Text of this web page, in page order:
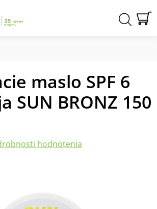
maslo SPF 6
SUN BRONZ 150
hodnotenia